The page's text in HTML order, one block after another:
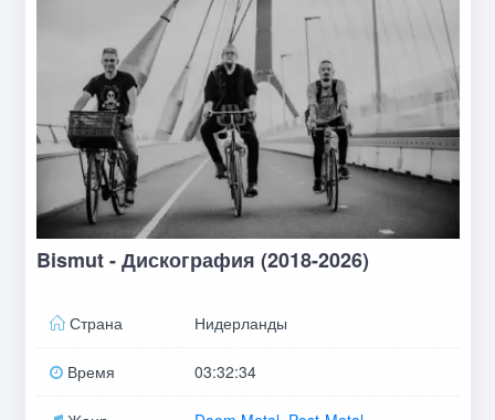
Bismut - Дискография (2018-2026)
Страна Нидерланды
Время 03:32:34